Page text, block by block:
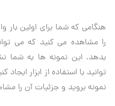
هنگامی که شما برای اولین
را مشاهده می کنید که می
بدهد. این نمونه ها به شما
توانید با استفاده از ابزار
نمونه بروید و جزئیات آن را